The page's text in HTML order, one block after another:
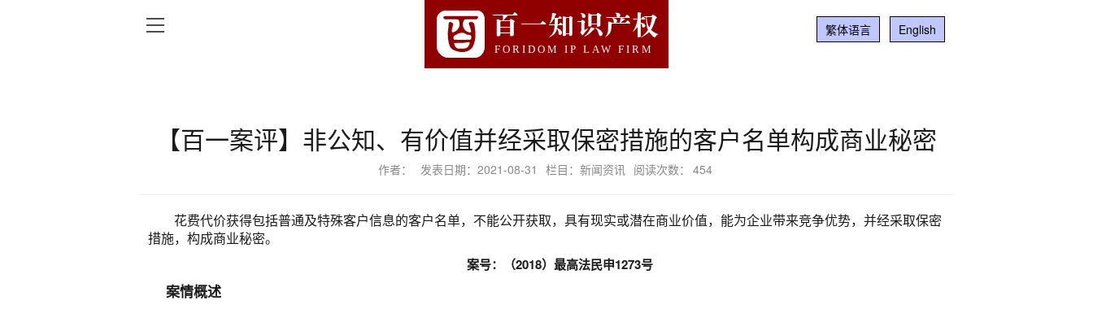
百一知识产权
FORIDOM IP LAW FIRM
English
繁体语言
【百一案评】非公知、有价值并经采取保密措施的客户名单构成商业秘密
作者： 发表日期：2021-08-31 栏目：新闻资讯 阅读次数： 454
花费代价获得包括普通及特殊客户信息的客户名单，不能公开获取，具有现实或潜在商业价值，能为企业带来竞争优势，并经采取保密
措施，构成商业秘密。
案号：（2018）最高法民申1273号
案情概述